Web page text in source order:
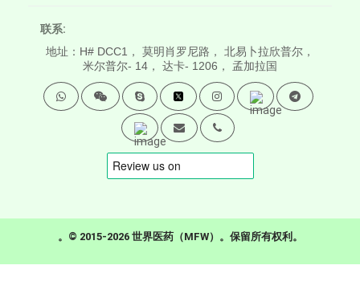
联系:
地址：H# DCC1， 莫明肖罗尼路， 北易卜拉欣普尔，
米尔普尔- 14， 达卡- 1206， 孟加拉国
。© 2015-2026 世界医药（MFW）。保留所有权利。